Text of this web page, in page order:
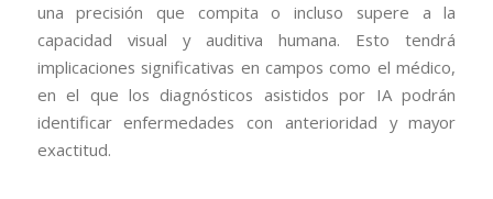
una precisión que compita o incluso supere a la
capacidad visual y auditiva humana. Esto tendrá
implicaciones significativas en campos como el médico,
en el que los diagnósticos asistidos por IA podrán
identificar enfermedades con anterioridad y mayor
exactitud.